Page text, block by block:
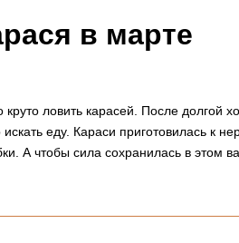
в марте
ловить карасей. После долгой
еду. Караси приготовилась к
А чтобы сила сохранилась в этом